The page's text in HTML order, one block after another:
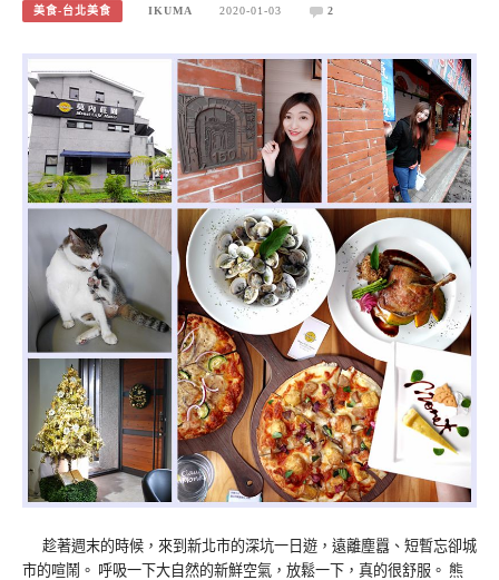
美食-台北美食 IKUMA 2020-01-03 2
趁著週末的時候，來到新北市的深坑一日遊，遠離塵囂、短暫忘卻城
市的喧鬧。 呼吸一下大自然的新鮮空氣，放鬆一下，真的很舒服。 熊